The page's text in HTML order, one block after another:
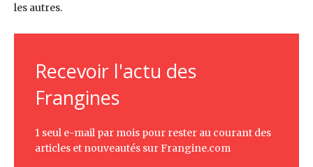
les autres.
Recevoir l'actu des
Frangines
1 seul e-mail par mois pour rester au courant des
articles et nouveautés sur Frangine.com